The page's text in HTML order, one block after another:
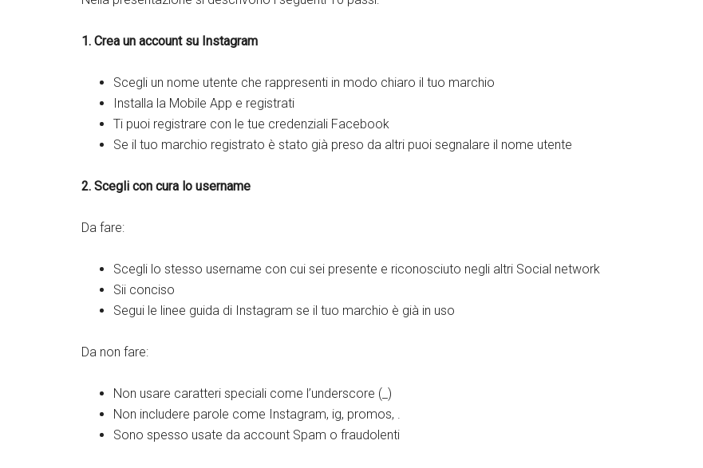
1. Crea un account su Instagram
Scegli un nome utente che rappresenti in modo chiaro il tuo marchio
Installa la Mobile App e registrati
Ti puoi registrare con le tue credenziali Facebook
Se il tuo marchio registrato è stato già preso da altri puoi segnalare il nome utente
2. Scegli con cura lo username
Da fare:
Scegli lo stesso username con cui sei presente e riconosciuto negli altri Social network
Sii conciso
Segui le linee guida di Instagram se il tuo marchio è già in uso
Da non fare:
Non usare caratteri speciali come l’underscore (_)
Non includere parole come Instagram, ig, promos, .
Sono spesso usate da account Spam o fraudolenti